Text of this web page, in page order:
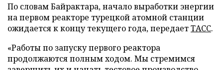
По словам Байрактара, начало выработки энергии
на первом реакторе турецкой атомной станции
ожидается к концу текущего года, передаетТАСС.
«Работы по запуску первого реактора
продолжаются полным ходом. Мы стремимся